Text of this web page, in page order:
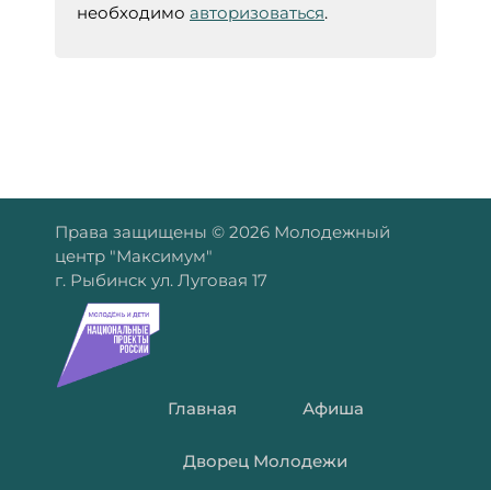
необходимо авторизоваться.
Права защищены © 2026 Молодежный
центр "Максимум"
г. Рыбинск ул. Луговая 17
Главная Афиша
Дворец Молодежи